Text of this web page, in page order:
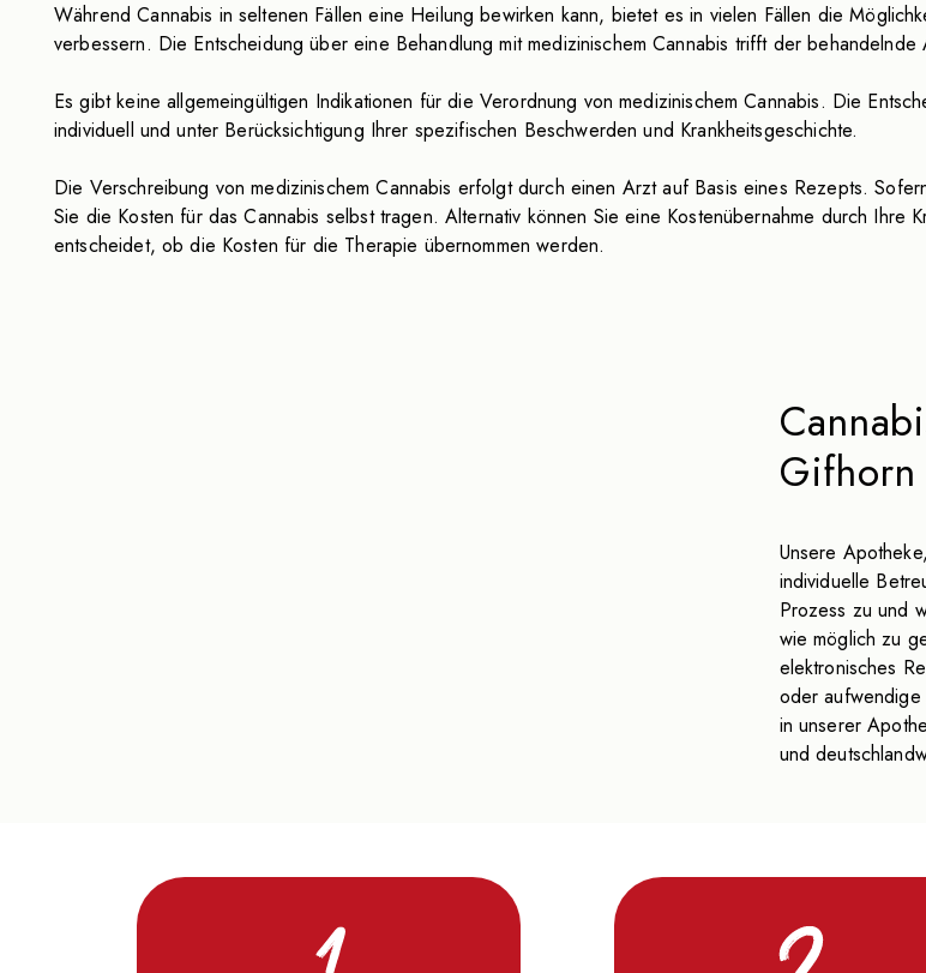
Während Cannabis in seltenen Fällen eine Heilung bewirken kann, bietet es in vielen Fällen die
verbessern. Die Entscheidung über eine Behandlung mit medizinischem Cannabis trifft der
Es gibt keine allgemeingültigen Indikationen für die Verordnung von medizinischem Cannabis. Die
individuell und unter Berücksichtigung Ihrer spezifischen Beschwerden und Krankheitsgeschichte.
Die Verschreibung von medizinischem Cannabis erfolgt durch einen Arzt auf Basis eines Rezepts.
Sie die Kosten für das Cannabis selbst tragen. Alternativ können Sie eine Kostenübernahme durch Ihre
entscheidet, ob die Kosten für die Therapie übernommen werden.
Unsere
individuelle
Prozess zu und
wie möglich zu
elektronisches
oder
in unserer
und